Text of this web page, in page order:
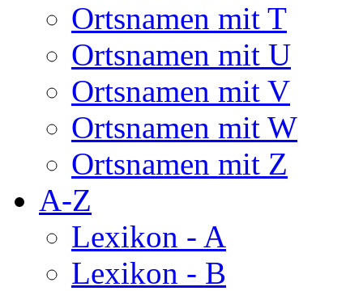
Ortsnamen mit T
Ortsnamen mit U
Ortsnamen mit V
Ortsnamen mit W
Ortsnamen mit Z
A-Z
Lexikon - A
Lexikon - B